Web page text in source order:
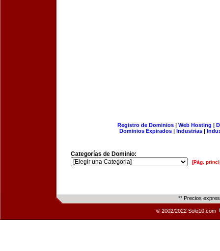
Registro de Dominios| Web Hosting |
Dominios Expirados | Industrias |
Categorías de Dominio:
[Pág.
** Precios
© 2002/2022 Solo10.com